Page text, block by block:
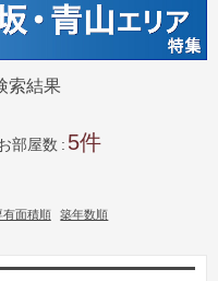
索結果
部屋数 5
有面積順
築年数順